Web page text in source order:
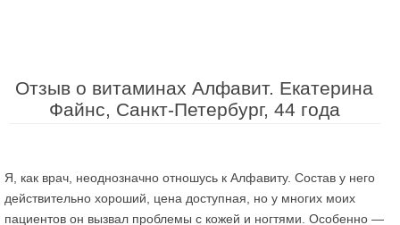
Отзыв о витаминах Алфавит. Екатерина
Файнс, Санкт-Петербург, 44 года
Я, как врач, неоднозначно отношусь к Алфавиту. Состав у него
действительно хороший, цена доступная, но у многих моих
пациентов он вызвал проблемы с кожей и ногтями. Особенно —